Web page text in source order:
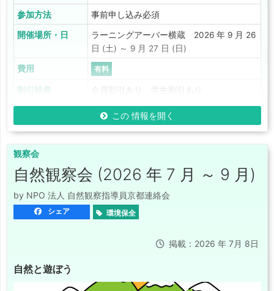
参加方法 事前申し込み必須
開催場所・日
ラーニングアーバー横蔵 2026 年 9 月 26
日 (土) ～ 9 月 27 日 (日)
費用 有料
割引特典 会員割引あり 学生割引あり
この 情報を開く
観察会
自然観察会 (2026 年 7 月 ～ 9 月)
by NPO 法人 自然観察指導員京都連絡会
シェア 環境保全
掲載：2026 年 7月 8日
自然と遊ぼう